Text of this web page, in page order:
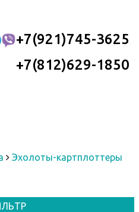
+7(921)745-3625
+7(812)629-1850
Эхолоты-картплоттеры